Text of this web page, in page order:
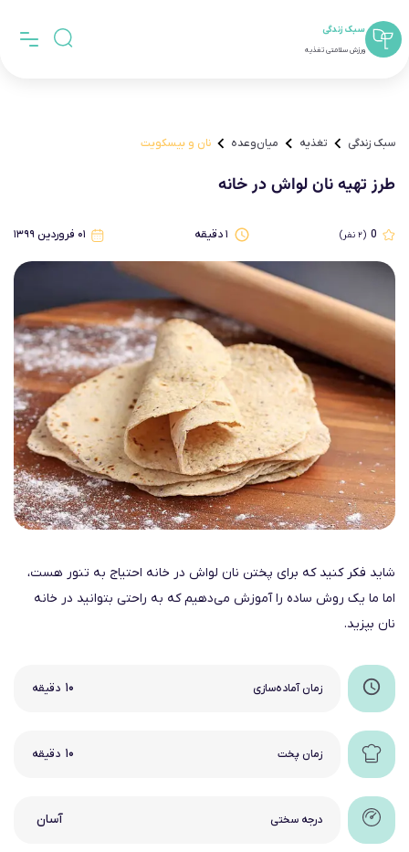
سبک زندگی
ورزش سلامتی تغذیه
سبک زندگی تغذیه میان‌وعده نان و بیسکویت
طرز تهیه نان لواش در خانه
0
(۲نفر) ۱دقیقه ۰۱ فروردین ۱۳۹۹
شاید فکر کنید که برای پختن نان لواش در خانه احتیاج به تنور هست،
اما ما یک روش ساده را آموزش می‌دهیم که به راحتی بتوانید در خانه
نان بپزید.
زمان آماده‌سازی ۱۰ دقیقه
زمان پخت ۱۰ دقیقه
درجه سختی آسان